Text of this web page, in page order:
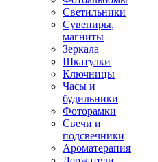
Светильники
Сувениры,
магниты
Зеркала
Шкатулки
Ключницы
Часы и
будильники
Фоторамки
Свечи и
подсвечники
Ароматерапия